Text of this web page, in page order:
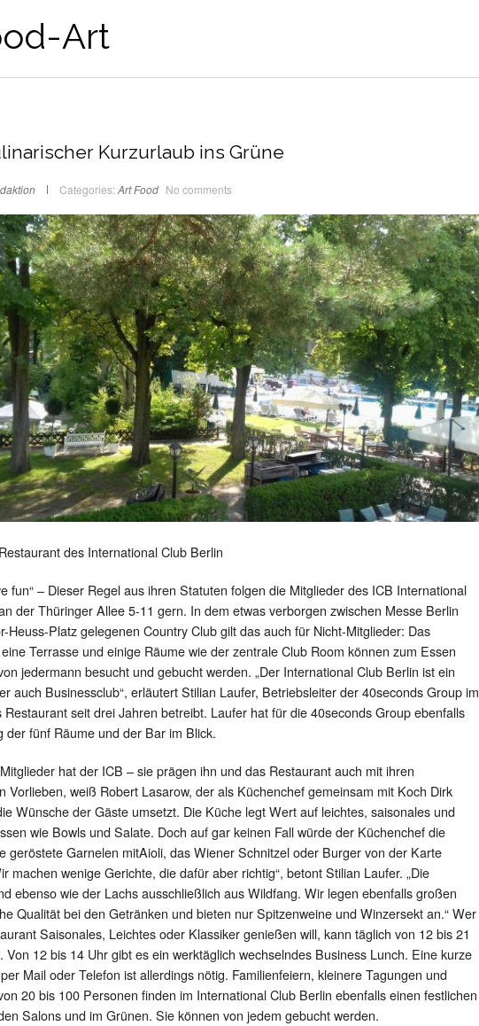
Art
Kurzurlaub ins Grüne
Categories: ArtFood No comments
des International Club Berlin
fun“ – Dieser Regel aus ihren Statuten folgen die Mitglieder des ICB International
der Thüringer Allee 5-11 gern. In dem etwas verborgen zwischen Messe Berlin
Heuss-Platz gelegenen Country Club gilt das auch für Nicht-Mitglieder: Das
Terrasse und einige Räume wie der zentrale Club Room können zum Essen
jedermann besucht und gebucht werden. „Der International Club Berlin ist ein
auch Businessclub“, erläutert Stilian Laufer, Betriebsleiter der 40seconds Group im
Restaurant seit drei Jahren betreibt. Laufer hat für die 40seconds Group ebenfalls
der fünf Räume und der Bar im Blick.
hat der ICB – sie prägen ihn und das Restaurant auch mit ihren
Vorlieben, weiß Robert Lasarow, der als Küchenchef gemeinsam mit Koch Dirk
Wünsche der Gäste umsetzt. Die Küche legt Wert auf leichtes, saisonales und
wie Bowls und Salate. Doch auf gar keinen Fall würde der Küchenchef die
geröstete Garnelen mitAioli, das Wiener Schnitzel oder Burger von der Karte
machen wenige Gerichte, die dafür aber richtig“, betont Stilian Laufer. „Die
ebenso wie der Lachs ausschließlich aus Wildfang. Wir legen ebenfalls großen
Qualität bei den Getränken und bieten nur Spitzenweine und Winzersekt an.“ Wer
Saisonales, Leichtes oder Klassiker genießen will, kann täglich von 12 bis 21
Von 12 bis 14 Uhr gibt es ein werktäglich wechselndes Business Lunch. Eine kurze
Mail oder Telefon ist allerdings nötig. Familienfeiern, kleinere Tagungen und
20 bis 100 Personen finden im International Club Berlin ebenfalls einen festlichen
Salons und im Grünen. Sie können von jedem gebucht werden.